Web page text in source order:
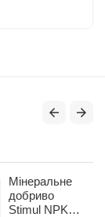
Мінеральне
добриво
Stimul NPK